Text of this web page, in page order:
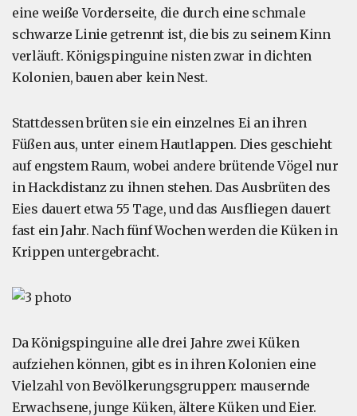
eine weiße Vorderseite, die durch eine schmale
schwarze Linie getrennt ist, die bis zu seinem Kinn
verläuft. Königspinguine nisten zwar in dichten
Kolonien, bauen aber kein Nest.
Stattdessen brüten sie ein einzelnes Ei an ihren
Füßen aus, unter einem Hautlappen. Dies geschieht
auf engstem Raum, wobei andere brütende Vögel nur
in Hackdistanz zu ihnen stehen. Das Ausbrüten des
Eies dauert etwa 55 Tage, und das Ausfliegen dauert
fast ein Jahr. Nach fünf Wochen werden die Küken in
Krippen untergebracht.
Da Königspinguine alle drei Jahre zwei Küken
aufziehen können, gibt es in ihren Kolonien eine
Vielzahl von Bevölkerungsgruppen: mausernde
Erwachsene, junge Küken, ältere Küken und Eier.